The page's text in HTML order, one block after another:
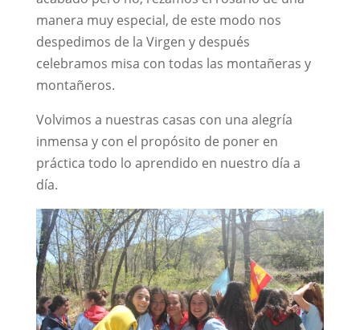
manera muy especial, de este modo nos
despedimos de la Virgen y después
celebramos misa con todas las montañeras y
montañeros.
Volvimos a nuestras casas con una alegría
inmensa y con el propósito de poner en
práctica todo lo aprendido en nuestro día a
día.